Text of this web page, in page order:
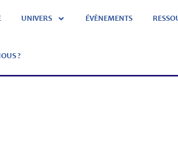
UNIVERS ÉVÈNEMENTS
?